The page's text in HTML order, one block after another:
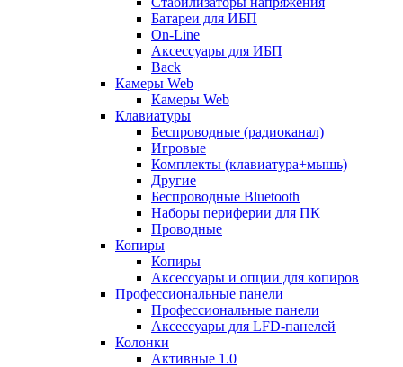
Батареи для ИБП
On-Line
Аксессуары для ИБП
Back
Камеры Web
Камеры Web
Клавиатуры
Беспроводные (радиоканал)
Игровые
Комплекты (клавиатура+мышь)
Другие
Беспроводные Bluetooth
Наборы периферии для ПК
Проводные
Копиры
Копиры
Аксессуары и опции для копиров
Профессиональные панели
Профессиональные панели
Аксессуары для LFD-панелей
Колонки
Активные 1.0